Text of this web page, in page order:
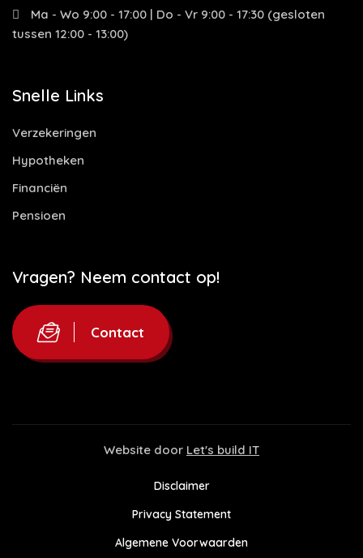
Ma - Wo 9:00 - 17:00 | Do - Vr 9:00 - 17:30 (gesloten
tussen 12:00 - 13:00)
Snelle Links
Verzekeringen
Hypotheken
Financiën
Pensioen
Vragen? Neem contact op!
Contact
Website door Let's build IT
Disclaimer
Privacy Statement
Algemene Voorwaarden